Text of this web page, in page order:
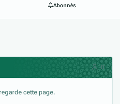
Abonnés
0
cette page.